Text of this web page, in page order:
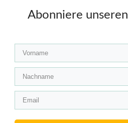
Abonniere unseren